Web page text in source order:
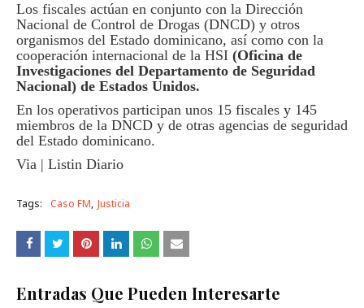
Los fiscales actúan en conjunto con la Dirección
Nacional de Control de Drogas (DNCD) y otros
organismos del Estado dominicano, así como con la
cooperación internacional de la HSI (Oficina de
Investigaciones del Departamento de Seguridad
Nacional) de Estados Unidos.
En los operativos participan unos 15 fiscales y 145
miembros de la DNCD y de otras agencias de seguridad
del Estado dominicano.
Via | Listin Diario
Tags: Caso FM Justicia
Entradas Que Pueden Interesarte